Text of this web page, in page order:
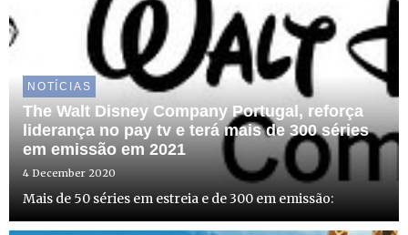
NOTÍCIAS
The Walt Disney Company Portugal, reforça
liderança no pay tv e terá mais de 300 séries
em emissão em 2021
4 December 2020
Mais de 50 séries em estreia e de 300 em emissão: